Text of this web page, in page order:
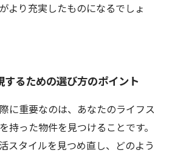
より充実したものになるでしょ
るための選び方のポイント
に重要なのは、あなたのライフス
持った物件を見つけることです。
スタイルを見つめ直し、どのよう